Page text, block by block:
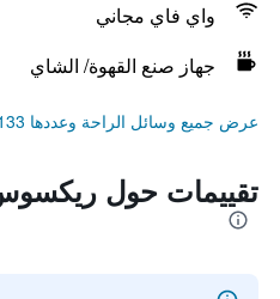
واي فاي مجاني
جهاز صنع القهوة/ الشاي
عرض جميع وسائل الراحة وعددها 133
تقييمات حول